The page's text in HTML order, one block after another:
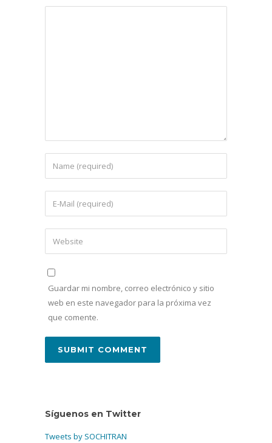
Guardar mi nombre, correo electrónico y sitio
web en este navegador para la próxima vez
que comente.
Síguenos en Twitter
Tweets by SOCHITRAN